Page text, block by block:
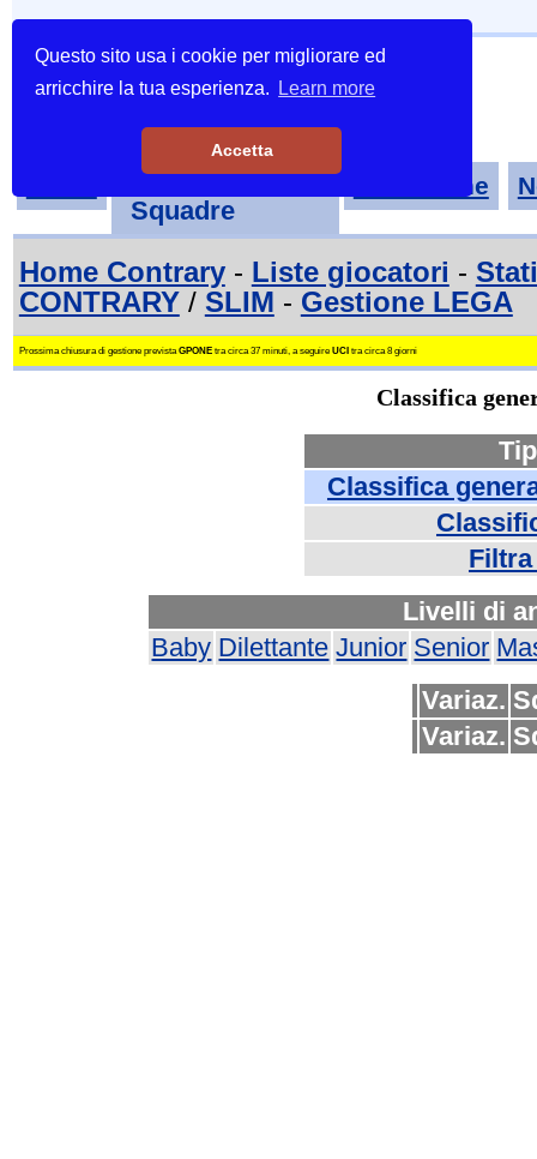
Questo sito usa i cookie per migliorare ed
arricchire la tua esperienza.
Learn more
Accetta
Tornei-
Squadre
Classifiche
Home Contrary- Liste giocatori -
CONTRARY/ SLIM - Gestione LEGA
Prossima chiusura di gestione previstaGPONEtra circa 37 minuti, a seguire UCI tra circa 8 giorni
Classifica
Classifica
Livelli di
Baby Dilettante Junior Senior
Variaz.
Variaz.